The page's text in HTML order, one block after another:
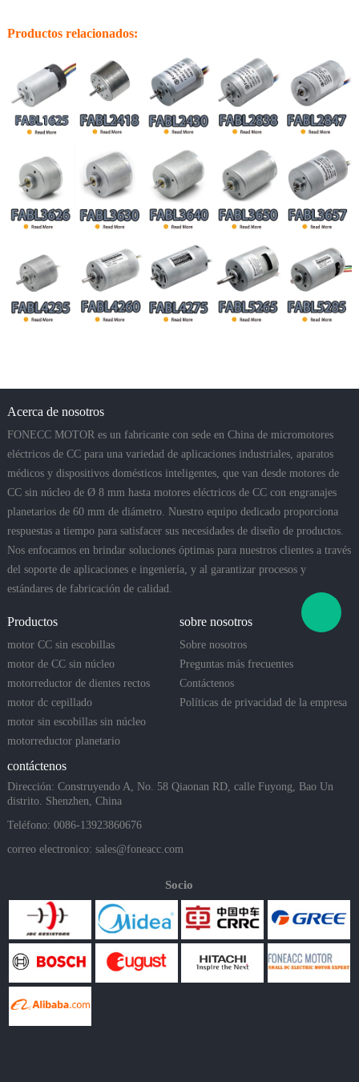
Productos relacionados:
Acerca de nosotros
FONECC MOTOR es un fabricante con sede en China de micromotores
eléctricos de CC para una variedad de aplicaciones industriales, aparatos
médicos y dispositivos domésticos inteligentes, que van desde motores de
CC sin núcleo de Ø 8 mm hasta motores eléctricos de CC con engranajes
planetarios de 60 mm de diámetro. Nuestro equipo dedicado proporciona
respuestas a tiempo para satisfacer sus necesidades de diseño de productos.
Nos enfocamos en brindar soluciones óptimas para nuestros clientes a través
del soporte de aplicaciones e ingeniería, y al garantizar procesos y
estándares de fabricación de calidad.
Productos
motor CC sin escobillas
motor de CC sin núcleo
motorreductor de dientes rectos
motor dc cepillado
motor sin escobillas sin núcleo
motorreductor planetario
sobre nosotros
Sobre nosotros
Preguntas más frecuentes
Contáctenos
Políticas de privacidad de la empresa
contáctenos
Dirección: Construyendo A, No. 58 Qiaonan RD, calle Fuyong, Bao Un
distrito. Shenzhen, China
Teléfono: 0086-13923860676
correo electronico: sales@foneacc.com
Socio